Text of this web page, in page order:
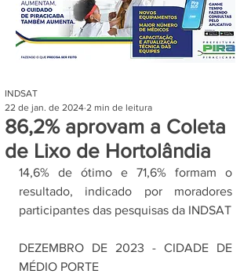
86,2% aprovam a Coleta
de Lixo de Hortolândia
INDSAT
22 de jan. de 2024 2 min de leitura
14,6% de ótimo e 71,6% formam o
resultado, indicado por moradores
participantes das pesquisas da INDSAT
DEZEMBRO DE 2023 - CIDADE DE
MÉDIO PORTE